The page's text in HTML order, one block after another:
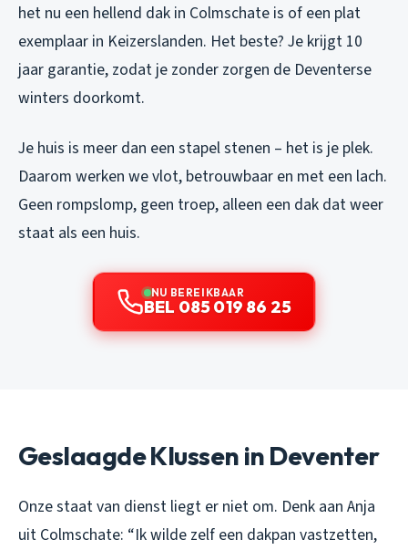
het nu een hellend dak in Colmschate is of een plat
exemplaar in Keizerslanden. Het beste? Je krijgt 10
jaar garantie, zodat je zonder zorgen de Deventerse
winters doorkomt.
Je huis is meer dan een stapel stenen – het is je plek.
Daarom werken we vlot, betrouwbaar en met een lach.
Geen rompslomp, geen troep, alleen een dak dat weer
staat als een huis.
NU BEREIKBAAR
BEL 085 019 86 25
Geslaagde Klussen in Deventer
Onze staat van dienst liegt er niet om. Denk aan Anja
uit Colmschate: “Ik wilde zelf een dakpan vastzetten,